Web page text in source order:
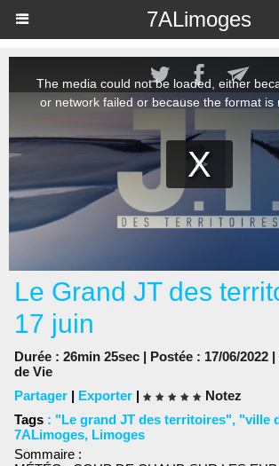
7ALimoges
Le Grand JT des
17 juin
Durée : 26min 25sec | Postée : 17/06/2022
de Vie
Partager | Exporter |
Notez
Tags : "Le grand JT des territoires", "ville
7ALimoges, Limoges
Sommaire :